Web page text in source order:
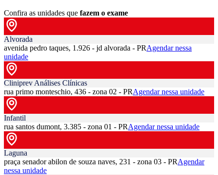
Confira as unidades que fazem o exame
Alvorada
avenida pedro taques, 1.926 - jd alvorada - PRAgendar nessa
unidade
Cliniprev Análises Clínicas
rua primo monteschio, 436 - zona 02 - PRAgendar nessa unidade
Infantil
rua santos dumont, 3.385 - zona 01 - PRAgendar nessa unidade
Laguna
praça senador abilon de souza naves, 231 - zona 03 - PRAgendar
nessa unidade